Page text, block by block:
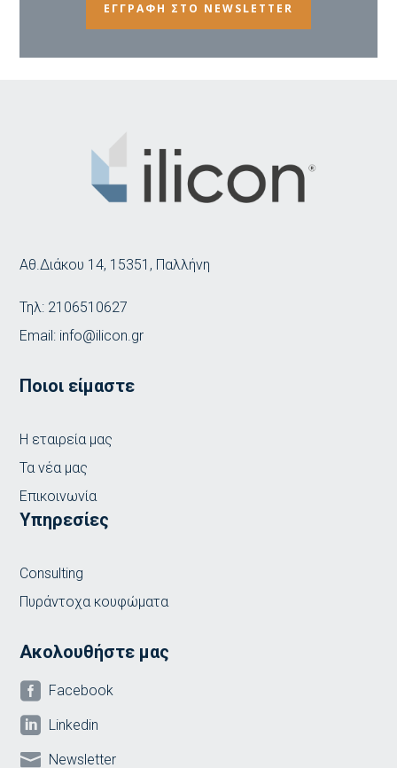
ΕΓΓΡΑΦΗ ΣΤΟ NEWSLETTER
Αθ.Διάκου 14, 15351, Παλλήνη
Τηλ: 2106510627
Email: info@ilicon.gr
Ποιοι είμαστε
Η εταιρεία μας
Τα νέα μας
Επικοινωνία
Υπηρεσίες
Consulting
Πυράντοχα κουφώματα
Ακολουθήστε μας
 Facebook
 Linkedin
 Newsletter